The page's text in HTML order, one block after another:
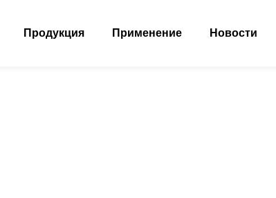
Продукция Применение Новости